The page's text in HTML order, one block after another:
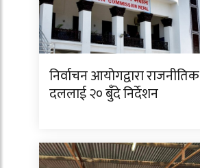
निर्वाचन आयोगद्वारा राजनीतिक
दललाई २० बुँदे निर्देशन